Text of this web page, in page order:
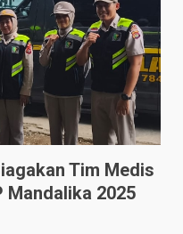
Tim Medis
Mandalika 2025